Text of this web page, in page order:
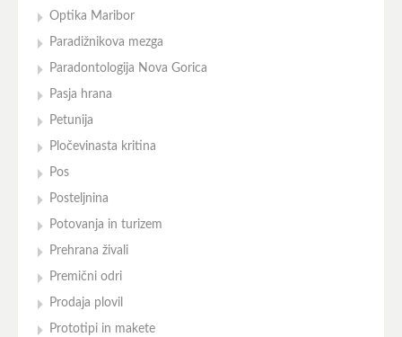
Optika Maribor
Paradižnikova mezga
Paradontologija Nova Gorica
Pasja hrana
Petunija
Pločevinasta kritina
Pos
Posteljnina
Potovanja in turizem
Prehrana živali
Premični odri
Prodaja plovil
Prototipi in makete